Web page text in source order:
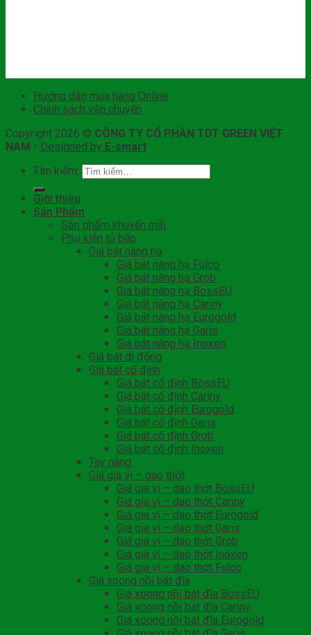
Hướng dẫn mua hàng Online
Chính sách vận chuyển
Copyright 2026 © CÔNG TY CỔ PHẦN TDT GREEN VIỆT
NAM - Designed by E-smart
Tìm kiếm:
Giới thiệu
Sản Phẩm
Sản phẩm khuyến mãi
Phụ kiện tủ bếp
Giá bát nâng hạ
Giá bát nâng hạ Fulco
Giá bát nâng hạ Grob
Giá bát nâng hạ BossEU
Giá bát nâng hạ Cariny
Giá bát nâng hạ Eurogold
Giá bát nâng hạ Garis
Giá bát nâng hạ Inoxen
Giá bát di động
Giá bát cố định
Giá bát cố định BossEU
Giá bát cố định Cariny
Giá bát cố định Eurogold
Giá bát cố định Garis
Giá bát cố định Grob
Giá bát cố định Inoxen
Tay nâng
Giá gia vị – dao thớt
Giá gia vị – dao thớt BossEU
Giá gia vị – dao thớt Cariny
Giá gia vị – dao thớt Eurogold
Giá gia vị – dao thớt Garis
Giá gia vị – dao thớt Grob
Giá gia vị – dao thớt Inoxen
Giá gia vị – dao thớt Fulco
Giá xoong nồi bát đĩa
Giá xoong nồi bát đĩa BossEU
Giá xoong nồi bát đĩa Cariny
Giá xoong nồi bát đĩa Eurogold